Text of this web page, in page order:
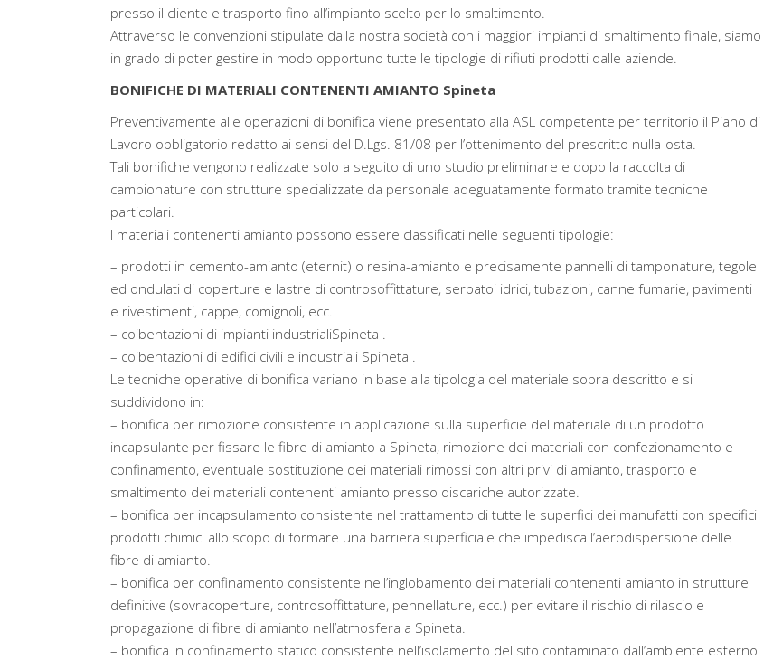
presso il cliente e trasporto fino all’impianto scelto per lo smaltimento.
Attraverso le convenzioni stipulate dalla nostra società con i maggiori impianti di smaltimento finale, siamo
in grado di poter gestire in modo opportuno tutte le tipologie di rifiuti prodotti dalle aziende.
BONIFICHE DI MATERIALI CONTENENTI AMIANTO Spineta
Preventivamente alle operazioni di bonifica viene presentato alla ASL competente per territorio il Piano di
Lavoro obbligatorio redatto ai sensi del D.Lgs. 81/08 per l’ottenimento del prescritto nulla-osta.
Tali bonifiche vengono realizzate solo a seguito di uno studio preliminare e dopo la raccolta di
campionature con strutture specializzate da personale adeguatamente formato tramite tecniche
particolari.
I materiali contenenti amianto possono essere classificati nelle seguenti tipologie:
– prodotti in cemento-amianto (eternit) o resina-amianto e precisamente pannelli di tamponature, tegole
ed ondulati di coperture e lastre di controsoffittature, serbatoi idrici, tubazioni, canne fumarie, pavimenti
e rivestimenti, cappe, comignoli, ecc.
– coibentazioni di impianti industrialiSpineta .
– coibentazioni di edifici civili e industriali Spineta .
Le tecniche operative di bonifica variano in base alla tipologia del materiale sopra descritto e si
suddividono in:
– bonifica per rimozione consistente in applicazione sulla superficie del materiale di un prodotto
incapsulante per fissare le fibre di amianto a Spineta, rimozione dei materiali con confezionamento e
confinamento, eventuale sostituzione dei materiali rimossi con altri privi di amianto, trasporto e
smaltimento dei materiali contenenti amianto presso discariche autorizzate.
– bonifica per incapsulamento consistente nel trattamento di tutte le superfici dei manufatti con specifici
prodotti chimici allo scopo di formare una barriera superficiale che impedisca l’aerodispersione delle
fibre di amianto.
– bonifica per confinamento consistente nell’inglobamento dei materiali contenenti amianto in strutture
definitive (sovracoperture, controsoffittature, pennellature, ecc.) per evitare il rischio di rilascio e
propagazione di fibre di amianto nell’atmosfera a Spineta.
– bonifica in confinamento statico consistente nell’isolamento del sito contaminato dall’ambiente esterno